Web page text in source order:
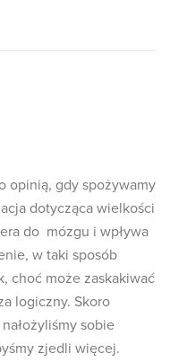
opinią, gdy spożywamy
dotycząca wielkości
do mózgu i wpływa
w taki sposób
choć może zaskakiwać
logiczny. Skoro
sobie
zjedli więcej.